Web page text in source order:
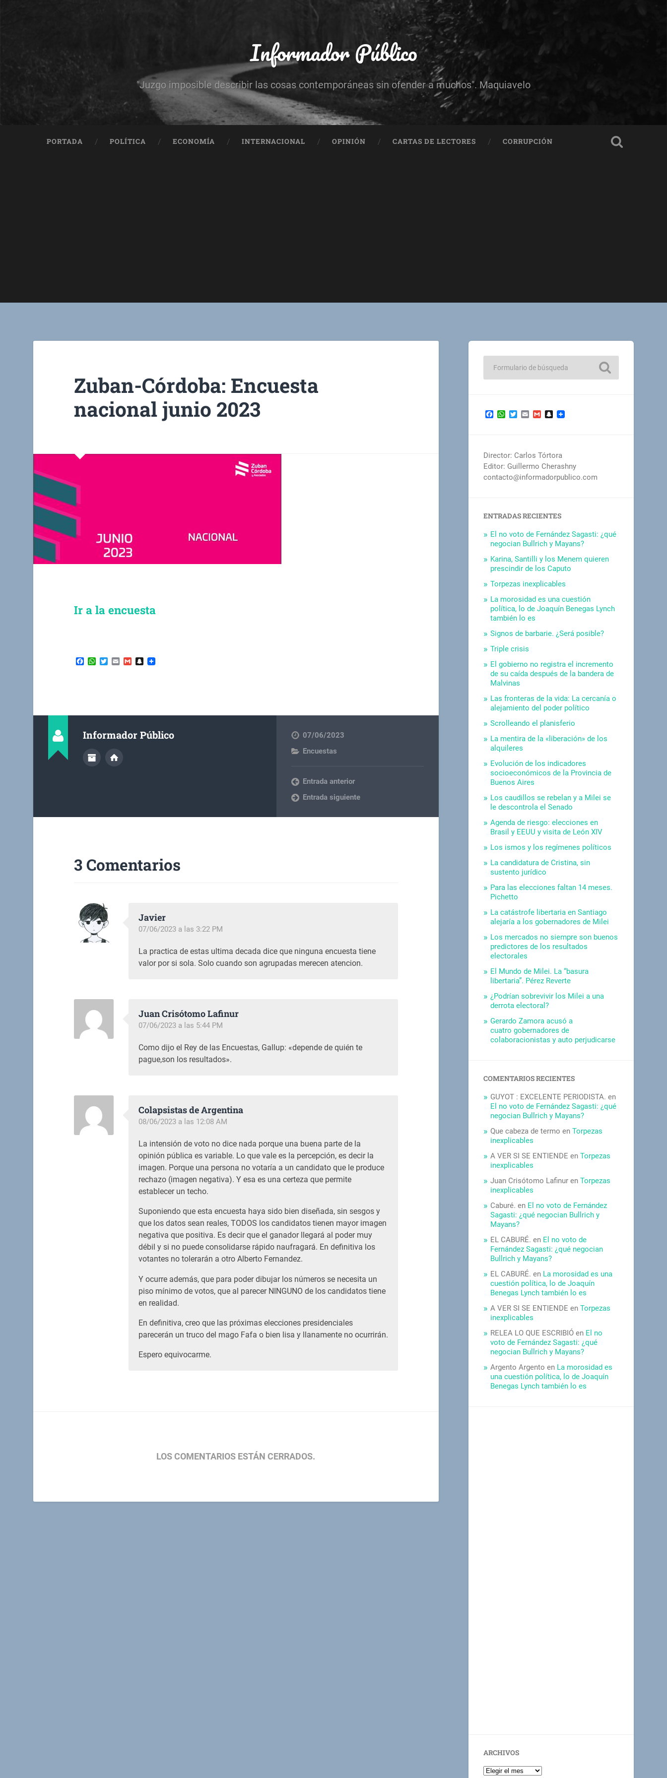
Informador Público
"Juzgo imposible describir las cosas contemporáneas sin ofender a muchos". Maquiavelo
PORTADA POLÍTICA ECONOMÍA INTERNACIONAL OPINIÓN CARTAS DE LECTORES CORRUPCIÓN
Zuban-Córdoba: Encuesta
nacional junio 2023
Ir a la encuesta
Facebook
WhatsApp
Twitter
EmailGmailSnapchat
Informador Público
07/06/2023
Encuestas
Entrada anterior
Entrada siguiente
3 Comentarios
Javier
07/06/2023 a las 3:22 PM
La practica de estas ultima decada dice que ninguna encuesta tiene
valor por si sola. Solo cuando son agrupadas merecen atencion.
Juan Crisótomo Lafinur
07/06/2023 a las 5:44 PM
Como dijo el Rey de las Encuestas, Gallup: «depende de quién te
pague,son los resultados».
Colapsistas de Argentina
08/06/2023 a las 12:08 AM
La intensión de voto no dice nada porque una buena parte de la
opinión pública es variable. Lo que vale es la percepción, es decir la
imagen. Porque una persona no votaría a un candidato que le produce
rechazo (imagen negativa). Y esa es una certeza que permite
establecer un techo.
Suponiendo que esta encuesta haya sido bien diseñada, sin sesgos y
que los datos sean reales, TODOS los candidatos tienen mayor imagen
negativa que positiva. Es decir que el ganador llegará al poder muy
débil y si no puede consolidarse rápido naufragará. En definitiva los
votantes no tolerarán a otro Alberto Fernandez.
Y ocurre además, que para poder dibujar los números se necesita un
piso mínimo de votos, que al parecer NINGUNO de los candidatos tiene
en realidad.
En definitiva, creo que las próximas elecciones presidenciales
parecerán un truco del mago Fafa o bien lisa y llanamente no ocurrirán.
Espero equivocarme.
LOS COMENTARIOS ESTÁN CERRADOS.
Facebook
WhatsApp
TwitterEmailGmailSnapchat
Director: Carlos Tórtora
Editor: Guillermo Cherashny
contacto@informadorpublico.com
ENTRADAS RECIENTES
El no voto de Fernández Sagasti: ¿qué
negocian Bullrich y Mayans?
Karina, Santilli y los Menem quieren
prescindir de los Caputo
Torpezas inexplicables
La morosidad es una cuestión
política, lo de Joaquín Benegas Lynch
también lo es
Signos de barbarie. ¿Será posible?
Triple crisis
El gobierno no registra el incremento
de su caída después de la bandera de
Malvinas
Las fronteras de la vida: La cercanía o
alejamiento del poder político
Scrolleando el planisferio
La mentira de la «liberación» de los
alquileres
Evolución de los indicadores
socioeconómicos de la Provincia de
Buenos Aires
Los caudillos se rebelan y a Milei se
le descontrola el Senado
Agenda de riesgo: elecciones en
Brasil y EEUU y visita de León XIV
Los ismos y los regímenes políticos
La candidatura de Cristina, sin
sustento jurídico
Para las elecciones faltan 14 meses.
Pichetto
La catástrofe libertaria en Santiago
alejaría a los gobernadores de Milei
Los mercados no siempre son buenos
predictores de los resultados
electorales
El Mundo de Milei. La “basura
libertaria”. Pérez Reverte
¿Podrían sobrevivir los Milei a una
derrota electoral?
Gerardo Zamora acusó a
cuatro gobernadores de
colaboracionistas y auto perjudicarse
COMENTARIOS RECIENTES
GUYOT : EXCELENTE PERIODISTA. en
El no voto de Fernández Sagasti: ¿qué
negocian Bullrich y Mayans?
Que cabeza de termo enTorpezas
inexplicables
A VER SI SE ENTIENDE enTorpezas
inexplicables
Juan Crisótomo Lafinur enTorpezas
inexplicables
Caburé. en El no voto de Fernández
Sagasti: ¿qué negocian Bullrich y
Mayans?
EL CABURÉ. en El no voto de
Fernández Sagasti: ¿qué negocian
Bullrich y Mayans?
EL CABURÉ. en La morosidad es una
cuestión política, lo de Joaquín
Benegas Lynch también lo es
A VER SI SE ENTIENDE enTorpezas
inexplicables
RELEA LO QUE ESCRIBIÓ en El no
voto de Fernández Sagasti: ¿qué
negocian Bullrich y Mayans?
Argento Argento en La morosidad es
una cuestión política, lo de Joaquín
Benegas Lynch también lo es
ARCHIVOS